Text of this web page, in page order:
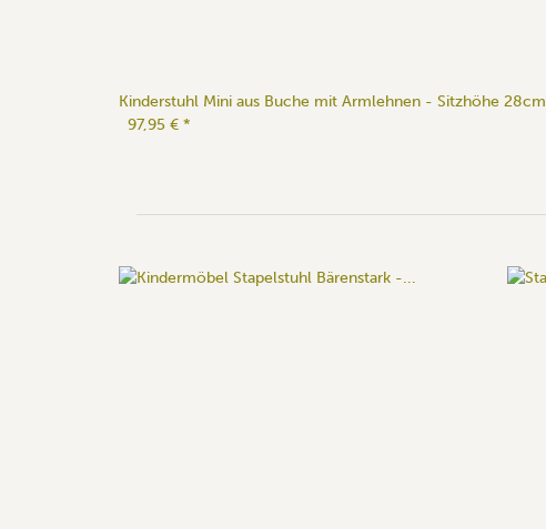
Kinderstuhl Mini aus Buche mit Armlehnen - Sitzhöhe 28cm
97,95 € *